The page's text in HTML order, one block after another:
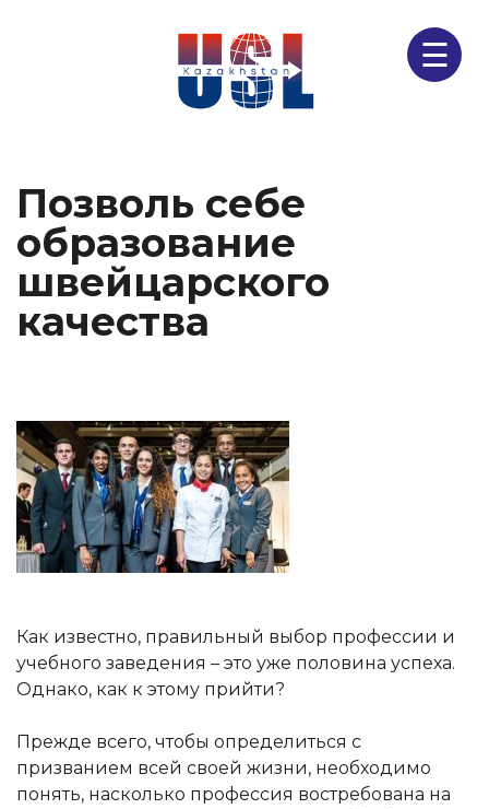
☰
Позволь себе
образование
швейцарского
качества
Как известно, правильный выбор профессии и
учебного заведения – это уже половина успеха.
Однако, как к этому прийти?
Прежде всего, чтобы определиться с
призванием всей своей жизни, необходимо
понять, насколько профессия востребована на